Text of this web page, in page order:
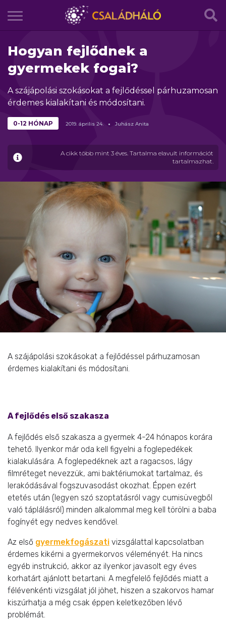
Hogyan fejlődnek a
gyermekek fogai?
A szájápolási szokásokat a fejlődéssel párhuzamosan
érdemes kialakítani és módosítani.
A cikk több mint 3 éves. Tartalma elavult információt
tartalmazhat.
0-12 HÓNAP 2019. április 24. Juhász Anita
A szájápolási szokásokat a fejlődéssel párhuzamosan
érdemes kialakítani és módosítani.
A fejlődés első szakasza
A fejlődés első szakasza a gyermek 4-24 hónapos korára
tehető. Ilyenkor már oda kell figyelni a foglepedékek
kialakulására. A foglepedéknek azt a ragacsos, lágy
filmréteget nevezzük, ami baktériumokat tartalmaz, és
lerakódásával fogszuvasodást okozhat. Éppen ezért
etetés után (legyen szó szoptatásról vagy cumisüvegből
való táplálásról) minden alkalommal meg kell törölni a baba
fogínyét egy nedves kendővel.
Az első gyermekfogászati vizsgálattal kapcsolatban
érdemes kikérni a gyermekorvos véleményét. Ha nincs
egyéb instrukció, akkor az ilyenkor javasolt egy éves
korhatárt ajánlott betartani. A megfelelő fejlődés miatt a
félévenkénti vizsgálat jól jöhet, hiszen a szakorvos hamar
kiszúrhatja a még csak éppen keletkezőben lévő
problémát.